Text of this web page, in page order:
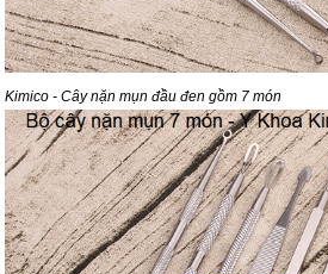
Kimico - Cây nặn mụn đầu đen gồm 7 món